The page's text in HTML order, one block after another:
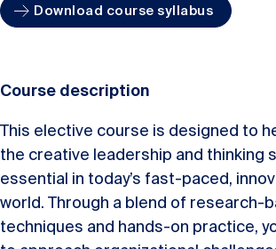
Download course syllabus
Course description
This elective course is designed to
the creative leadership and thinking
essential in today’s fast-paced,
world. Through a blend of research-
techniques and hands-on practice,